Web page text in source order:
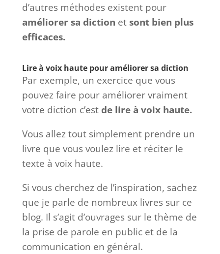
d’autres méthodes existent pour
améliorer sa diction et sont bien plus
efficaces.
Lire à voix haute pour améliorer sa diction
Par exemple, un exercice que vous
pouvez faire pour améliorer vraiment
votre diction c’est de lire à voix haute.
Vous allez tout simplement prendre un
livre que vous voulez lire et réciter le
texte à voix haute.
Si vous cherchez de l’inspiration, sachez
que je parle de nombreux livres sur ce
blog. Il s’agit d’ouvrages sur le thème de
la prise de parole en public et de la
communication en général.